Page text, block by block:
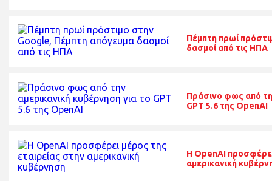
Πέμπτη πρωί
δασμοί από τις ΗΠΑ
Πράσινο φως από
GPT 5.6 της OpenAI
Η OpenAI
αμερικανική